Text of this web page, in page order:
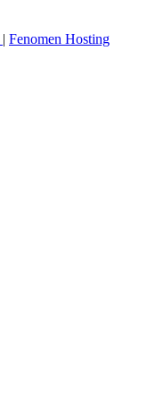
| Fenomen Hosting